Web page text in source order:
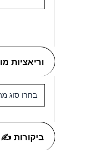
וריאציות
בחרו סוג
ביקורות ✍